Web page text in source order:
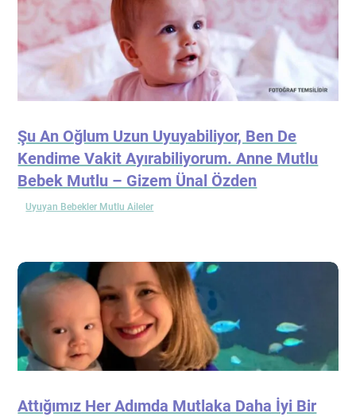
Şu An Oğlum Uzun Uyuyabiliyor, Ben De
Kendime Vakit Ayırabiliyorum. Anne Mutlu
Bebek Mutlu – Gizem Ünal Özden
Uyuyan Bebekler Mutlu Aileler
Attığımız Her Adımda Mutlaka Daha İyi Bir